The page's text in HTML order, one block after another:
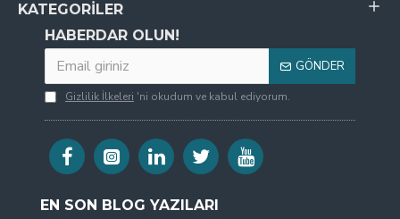
KATEGORILER
HABERDAR OLUN!
GÖNDER
Gizlilik İlkeleri 'ni okudum ve kabul ediyorum.
EN SON BLOG YAZILARI